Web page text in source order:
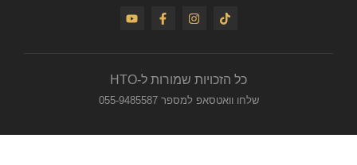
כל הזכויות שמורות ל-HTO
שלחו וואטסאפ למספר 055-9485587